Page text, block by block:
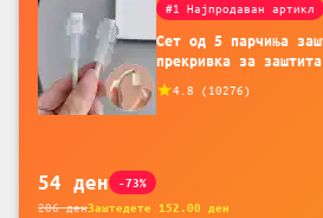
#1 Најпродаван артикл
Сет од 5 парчиња
прекривка за
додатоци за заштита
батерија, за
4.8 ( 10276)
54 ден -73%
206денЗаштедете 152.00 ден